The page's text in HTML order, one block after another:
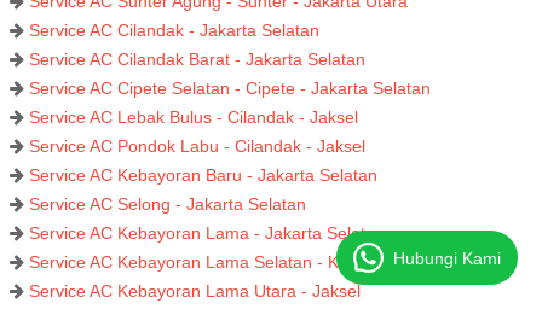
Service AC Cilandak - Jakarta Selatan
Service AC Cilandak Barat - Jakarta Selatan
Service AC Cipete Selatan - Cipete - Jakarta Selatan
Service AC Lebak Bulus - Cilandak - Jaksel
Service AC Pondok Labu - Cilandak - Jaksel
Service AC Kebayoran Baru - Jakarta Selatan
Service AC Selong - Jakarta Selatan
Service AC Kebayoran Lama - Jakarta Selatan
Service AC Kebayoran Lama Selatan - Kebayoran - Jaksel
Service AC Kebayoran Lama Utara - Jaksel
Hubungi Kami